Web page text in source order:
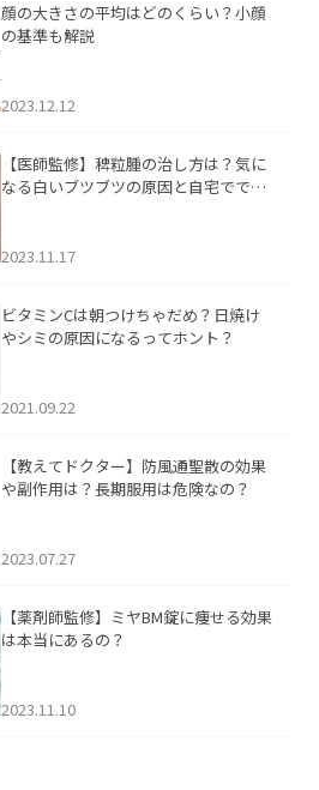
顔の大きさの平均はどのくらい？小顔
の基準も解説
2023.12.12
【医師監修】稗粒腫の治し方は？気に
なる白いブツブツの原因と自宅ででき
2023.11.17
ビタミンCは朝つけちゃだめ？日焼け
やシミの原因になるってホント？
2021.09.22
【教えてドクター】防風通聖散の効果
や副作用は？長期服用は危険なの？
2023.07.27
【薬剤師監修】ミヤBM錠に痩せる効果
は本当にあるの？
2023.11.10